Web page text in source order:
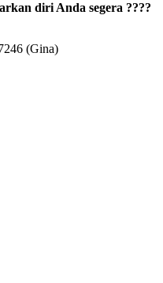
diri Anda segera ????
(Gina)